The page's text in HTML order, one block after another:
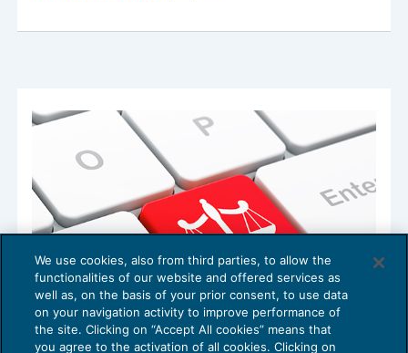
We use cookies, also from third parties, to allow the
functionalities of our website and offered services as
well as, on the basis of your prior consent, to use data
on your navigation activity to improve performance of
the site. Clicking on “Accept All cookies” means that
you agree to the activation of all cookies. Clicking on